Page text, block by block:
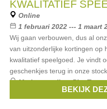
KWALITATIEF
Online
1 februari 2022 --- 1 maart
Wij gaan verbouwen, dus al
van uitzonderlijke kortingen op
kwalitatief speelgoed. Je vindt
geschenkjes terug in onze
Merken:maileg,PlanToys,
BEKIJK